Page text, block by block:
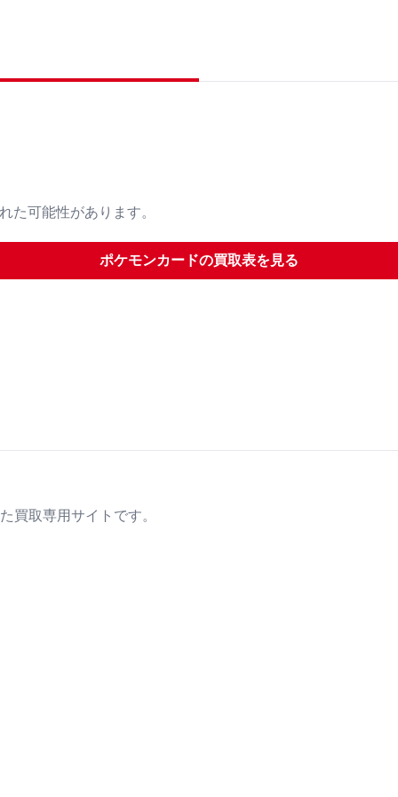
た可能性があります。
ポケモンカードの買取表を見る
買取専用サイトです。